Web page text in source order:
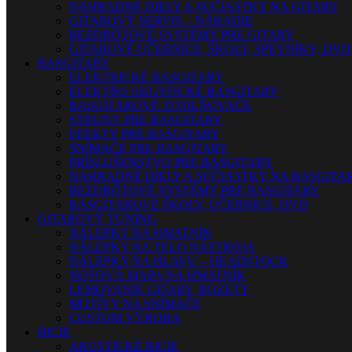
NÁHRADNÉ DIELY A SÚČIASTKY NA GITARY
GITAROVÝ SERVIS – NÁRADIE
BEZDRÔTOVÉ SYSTÉMY PRE GITARY
GITAROVÉ UČEBNICE, ŠKOLY, SPEVNÍKY, DVD
BASGITARY
ELEKTRICKÉ BASGITARY
ELEKTRO AKUSTICKÉ BASGITARY
BASGITAROVÉ ZOSILŇOVAČE
STRUNY PRE BASGITARY
EFEKTY PRE BASGITARY
SNÍMAČE PRE BASGITARY
PRÍSLUŠENSTVO PRE BASGITARY
NÁHRADNÉ DIELY A SÚČIASTKY NA
BEZDRÔTOVÉ SYSTÉMY PRE BASGITARY
BASGITAROVÉ ŠKOLY, UČEBNICE, DVD
GITAROVÝ TUNING
NÁLEPKY NA HMATNÍK
NÁLEPKY NA TELO NÁSTROJA
NÁLEPKY NA HLAVU – HEADSTOCK
NOTOVÁ MAPA NA HMATNÍK
LEMOVANIE GITARY, ROZETY
MOTÍVY NA SNÍMAČE
CUSTOM VÝROBA
BICIE
AKUSTICKÉ BICIE